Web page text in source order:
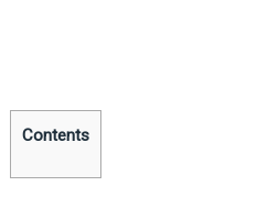
Contents